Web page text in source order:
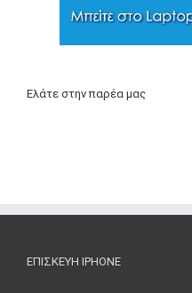
Ελάτε στην παρέα μας
ΕΠΙΣΚΕΥΉ IPHONE